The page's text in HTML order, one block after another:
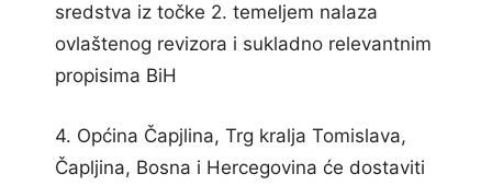
sredstva iz točke 2. temeljem nalaza
ovlaštenog revizora i sukladno relevantnim
propisima BiH
4. Općina Čapjlina, Trg kralja Tomislava,
Čapljina, Bosna i Hercegovina će dostaviti